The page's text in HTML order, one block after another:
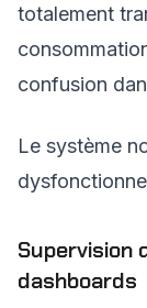
totalement
confusion
Le système
Supervision
dashboards